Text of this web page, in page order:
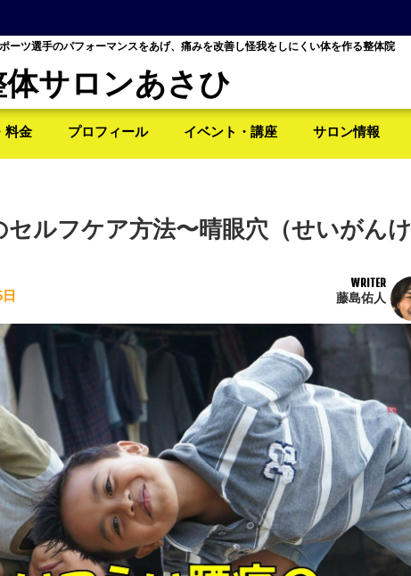
ーツ選手のパフォーマンスをあげ、痛みを改善し怪我をしにくい体を作る整体院
体サロンあさひ
料金 プロフィール イベント・講座 サロン情報
ルフケア方法〜晴眼穴（せいがんけ
WRITER
藤島佑人